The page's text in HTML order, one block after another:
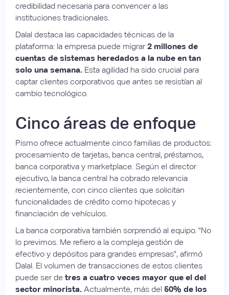
credibilidad necesaria para convencer a las
instituciones tradicionales.
Dalal destaca las capacidades técnicas de la
plataforma: la empresa puede migrar2 millones de
cuentas de sistemas heredados a la nube en tan
solo una semana. Esta agilidad ha sido crucial para
captar clientes corporativos que antes se resistían al
cambio tecnológico.
Cinco áreas de enfoque
Pismo ofrece actualmente cinco familias de productos:
procesamiento de tarjetas, banca central, préstamos,
banca corporativa y marketplace. Según el director
ejecutivo, la banca central ha cobrado relevancia
recientemente, con cinco clientes que solicitan
funcionalidades de crédito como hipotecas y
financiación de vehículos.
La banca corporativa también sorprendió al equipo. "No
lo previmos. Me refiero a la compleja gestión de
efectivo y depósitos para grandes empresas", afirmó
Dalal. El volumen de transacciones de estos clientes
puede ser de tres a cuatro veces mayor que el del
sector minorista. Actualmente, más del 50% de los